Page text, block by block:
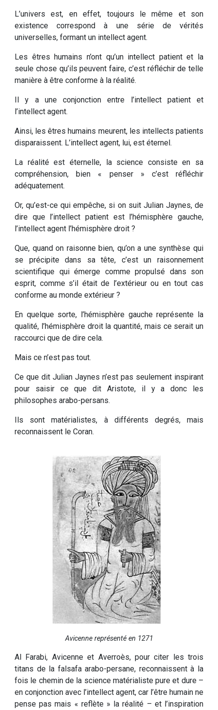
L’univers est, en effet, toujours le même et son
existence correspond à une série de vérités
universelles, formant un intellect agent.
Les êtres humains n’ont qu’un intellect patient et la
seule chose qu’ils peuvent faire, c’est réfléchir de telle
manière à être conforme à la réalité.
Il y a une conjonction entre l’intellect patient et
l’intellect agent.
Ainsi, les êtres humains meurent, les intellects patients
disparaissent. L’intellect agent, lui, est éternel.
La réalité est éternelle, la science consiste en sa
compréhension, bien « penser » c’est réfléchir
adéquatement.
Or, qu’est-ce qui empêche, si on suit Julian Jaynes, de
dire que l’intellect patient est l’hémisphère gauche,
l’intellect agent l’hémisphère droit ?
Que, quand on raisonne bien, qu’on a une synthèse qui
se précipite dans sa tête, c’est un raisonnement
scientifique qui émerge comme propulsé dans son
esprit, comme s’il était de l’extérieur ou en tout cas
conforme au monde extérieur ?
En quelque sorte, l’hémisphère gauche représente la
qualité, l’hémisphère droit la quantité, mais ce serait un
raccourci que de dire cela.
Mais ce n’est pas tout.
Ce que dit Julian Jaynes n’est pas seulement inspirant
pour saisir ce que dit Aristote, il y a donc les
philosophes arabo-persans.
Ils sont matérialistes, à différents degrés, mais
reconnaissent le Coran.
Avicenne représenté en 1271
Al Farabi, Avicenne et Averroès, pour citer les trois
titans de la falsafa arabo-persane, reconnaissent à la
fois le chemin de la science matérialiste pure et dure –
en conjonction avec l’intellect agent, car l’être humain ne
pense pas mais « reflète » la réalité – et l’inspiration